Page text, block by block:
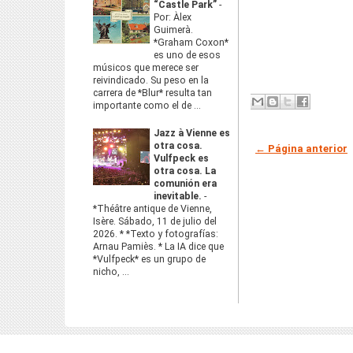
“Castle Park” -
Por: Àlex
Guimerà.
*Graham Coxon*
es uno de esos
músicos que merece ser
reivindicado. Su peso en la
carrera de *Blur* resulta tan
importante como el de ...
Jazz à Vienne es
otra cosa.
Vulfpeck es
otra cosa. La
comunión era
inevitable. -
*Théâtre antique de Vienne,
Isère. Sábado, 11 de julio del
2026. * *Texto y fotografías:
Arnau Pamiès. * La IA dice que
*Vulfpeck* es un grupo de
nicho, ...
← Página anterior